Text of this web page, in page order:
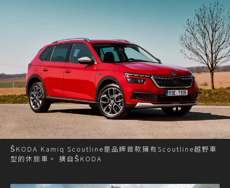
ŠKODA Kamiq Scoutline是品牌首款擁有Scoutline越野車
型的休旅車。 摘自ŠKODA